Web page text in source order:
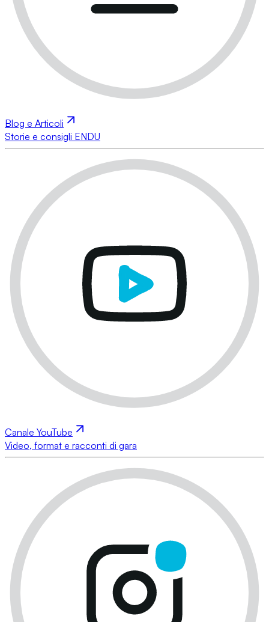
Blog e Articoli
Storie e consigli ENDU
Canale YouTube
Video, format e racconti di gara